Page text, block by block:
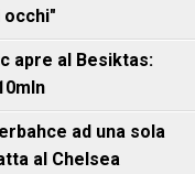
apre al Besiktas:
ad una sola
al Chelsea